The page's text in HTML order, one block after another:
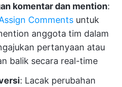
komentar dan mention:
Comments untuk
anggota tim dalam
pertanyaan atau
balik secara real-time
: Lacak perubahan